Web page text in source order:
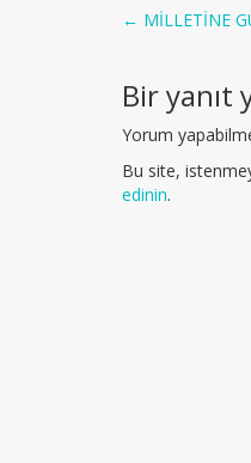
Post
← MİLLETİNE
Bir yanıt
Yorum
Bu site,
edinin.